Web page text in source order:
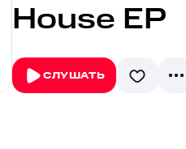
House EP
СЛУШАТЬ